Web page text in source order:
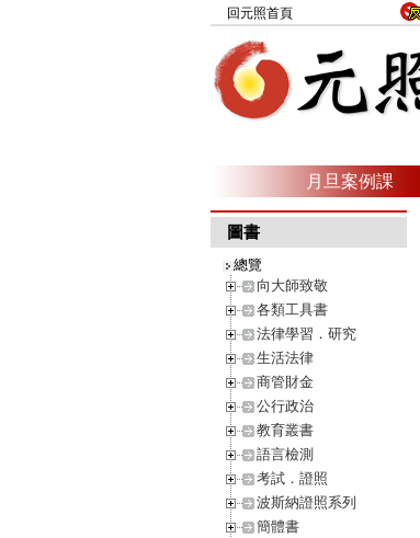
回元照首頁
月旦案例課
圖書
總覽
向大師致敬
各類工具書
法律學習．研究
生活法律
商管財金
公行政治
教育叢書
語言檢測
考試．證照
波斯納證照系列
簡體書